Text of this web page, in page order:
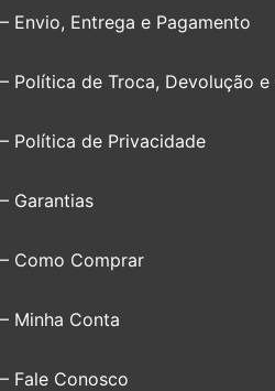
– Envio, Entrega e Pagamento
– Política de Troca, Devolução e
– Política de Privacidade
– Garantias
– Como Comprar
– Minha Conta
– Fale Conosco